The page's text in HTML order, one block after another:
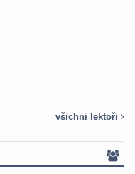
všichni lektoři